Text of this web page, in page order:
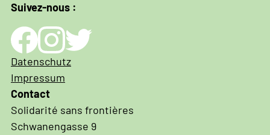
Suivez-nous :
Impressum
und
Datenschutz
Datenschutz
Impressum
Contact
Solidarité sans frontières
Schwanengasse 9